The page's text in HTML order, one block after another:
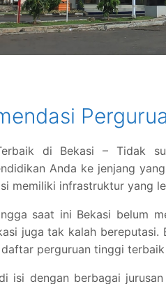
di Bekasi – Tidak
Anda ke jenjang
memiliki infrastruktur yang
saat ini Bekasi belum
juga tak kalah
perguruan tinggi terbaik
isi dengan berbagai